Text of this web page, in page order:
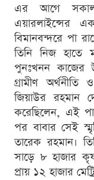
এর আগে সকাল
এয়ারলাইন্সের
বিমানবন্দরে পা
তিনি নিজ হাতে
পুনঃখনন কাজের
গ্রামীণ অর্থনীতি
জিয়াউর রহমান
করেছিলেন, এই
পর বাবার সেই
তারেক রহমান।
সাড়ে ৮ হাজার
প্রায় ১২ হাজার